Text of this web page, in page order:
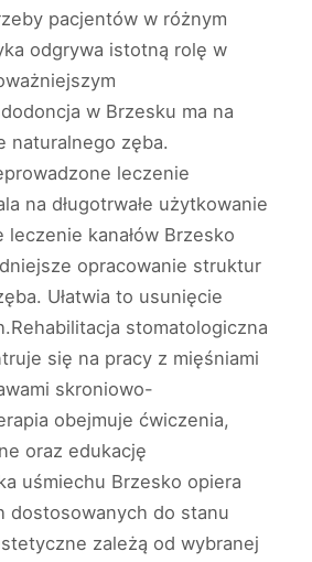
pacjentów w różnym
odgrywa istotną rolę w
w Brzesku ma na
naturalnego zęba.
leczenie
na długotrwałe użytkowanie
leczenie kanałów Brzesko
opracowanie struktur
Ułatwia to usunięcie
stomatologiczna
się na pracy z mięśniami
skroniowo-
obejmuje ćwiczenia,
oraz edukację
uśmiechu Brzesko opiera
dostosowanych do stanu
zależą od wybranej